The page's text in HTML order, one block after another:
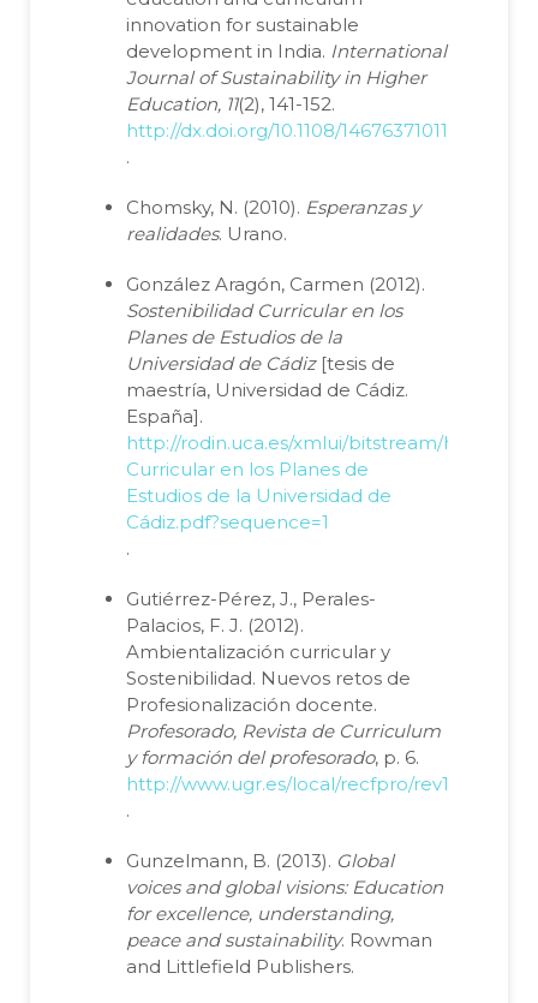
innovation for sustainable
development in India. International
Journal of Sustainability in Higher
Education, 11(2), 141-152.
http://dx.doi.org/10.1108/14676371011031865
.
Chomsky, N. (2010). Esperanzas y
realidades. Urano.
González Aragón, Carmen (2012).
Sostenibilidad Curricular en los
Planes de Estudios de la
Universidad de Cádiz[tesis de
maestría, Universidad de Cádiz.
España].
http://rodin.uca.es/xmlui/bitstream/handle/
Curricular en los Planes de
Estudios de la Universidad de
Cádiz.pdf?sequence=1
.
Gutiérrez-Pérez, J., Perales-
Palacios, F. J. (2012).
Ambientalización curricular y
Sostenibilidad. Nuevos retos de
Profesionalización docente.
Profesorado, Revista de Curriculum
y formación del profesorado, p. 6.
http://www.ugr.es/local/recfpro/rev162ed.pdf
.
Gunzelmann, B. (2013). Global
voices and global visions: Education
for excellence, understanding,
peace and sustainability. Rowman
and Littlefield Publishers.